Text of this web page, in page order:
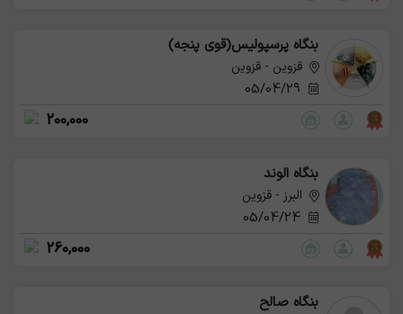
بنگاه پرسپولیس(قوی پنجه)
قزوین - قزوین
200,000
بنگاه الوند
البرز - قزوین
05/04/24
260,000
بنگاه صالح